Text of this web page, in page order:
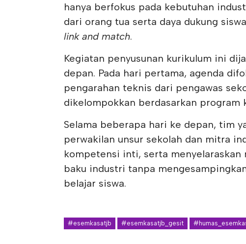
hanya berfokus pada kebutuhan
dari orang tua serta daya dukung
link and match.
Kegiatan penyusunan kurikulum ini
depan. Pada hari pertama, agenda
pengarahan teknis dari pengawas
dikelompokkan berdasarkan program
Selama beberapa hari ke depan, tim
perwakilan unsur sekolah dan mitra
kompetensi inti, serta menyelaraskan
baku industri tanpa
belajar siswa.
#esemkasatjb #esemkasatjb_gesit